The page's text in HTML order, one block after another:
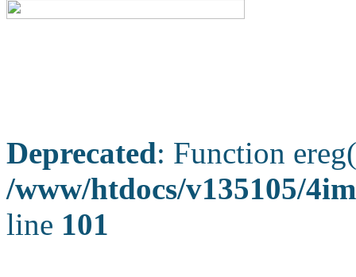
Deprecated: Function
/www/htdocs/v135105/
line 101